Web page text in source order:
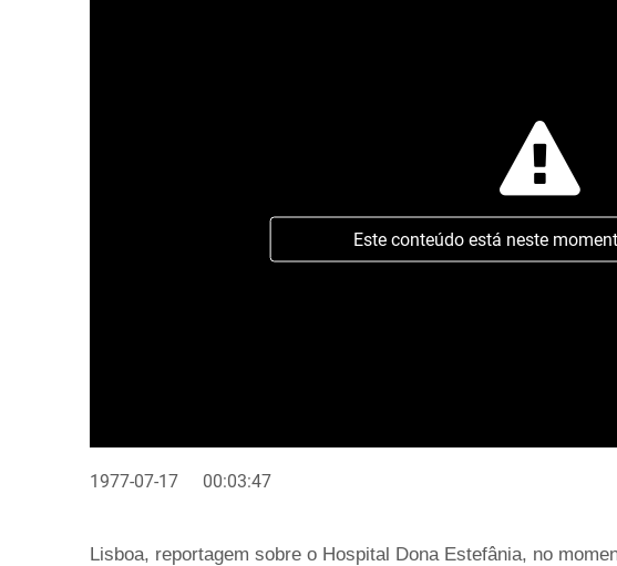
Este conteúdo está neste
1977-07-17 00:03:47
Lisboa, reportagem sobre o Hospital Dona Estefânia, no